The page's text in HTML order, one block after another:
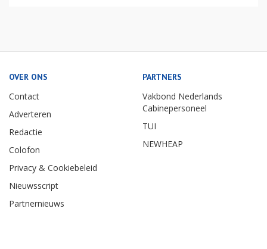
OVER ONS
Contact
Adverteren
Redactie
Colofon
Privacy & Cookiebeleid
Nieuwsscript
Partnernieuws
PARTNERS
Vakbond Nederlands
Cabinepersoneel
TUI
NEWHEAP